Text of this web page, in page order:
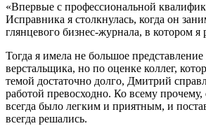
«Впервые с профессиональной
Исправника я столкнулась, когда он
глянцевого бизнес-журнала, в котором я
Тогда я имела не большое
верстальщика, но по оценке коллег,
темой достаточно долго, Дмитрий
работой превосходно. Ко всему
всегда было легким и приятным, и
всегда решались.